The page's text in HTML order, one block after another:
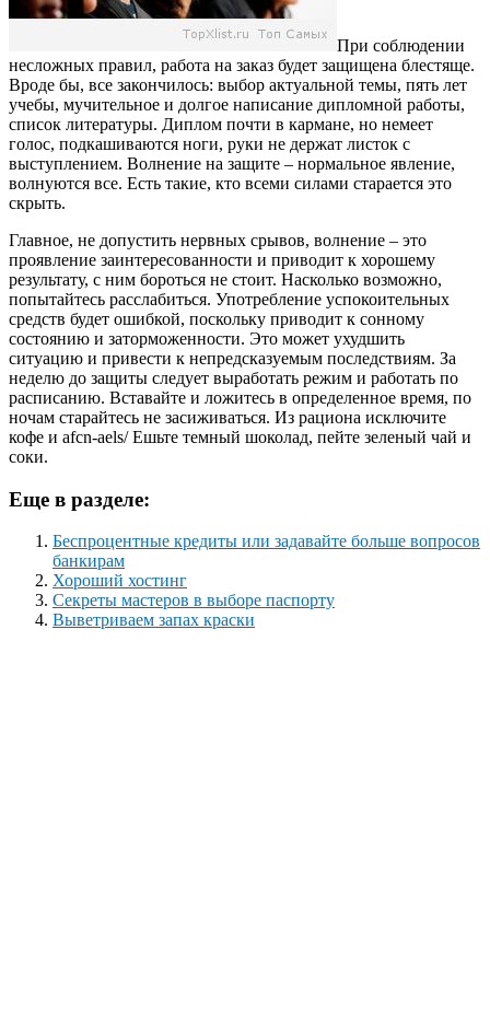
При соблюдении
несложных правил, работа на заказ будет защищена блестяще.
Вроде бы, все закончилось: выбор актуальной темы, пять лет
учебы, мучительное и долгое написание дипломной работы,
список литературы. Диплом почти в кармане, но немеет
голос, подкашиваются ноги, руки не держат листок с
выступлением. Волнение на защите – нормальное явление,
волнуются все. Есть такие, кто всеми силами старается это
скрыть.
Главное, не допустить нервных срывов, волнение – это
проявление заинтересованности и приводит к хорошему
результату, с ним бороться не стоит. Насколько возможно,
попытайтесь расслабиться. Употребление успокоительных
средств будет ошибкой, поскольку приводит к сонному
состоянию и заторможенности. Это может ухудшить
ситуацию и привести к непредсказуемым последствиям. За
неделю до защиты следует выработать режим и работать по
расписанию. Вставайте и ложитесь в определенное время, по
ночам старайтесь не засиживаться. Из рациона исключите
кофе и afcn-aels/ Ешьте темный шоколад, пейте зеленый чай и
соки.
Еще в разделе:
Беспроцентные кредиты или задавайте больше вопросов
банкирам
Хороший хостинг
Секреты мастеров в выборе паспорту
Выветриваем запах краски